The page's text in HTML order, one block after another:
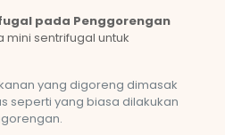
pada Penggorengan
mini sentrifugal untuk
yang digoreng dimasak
seperti yang biasa dilakukan